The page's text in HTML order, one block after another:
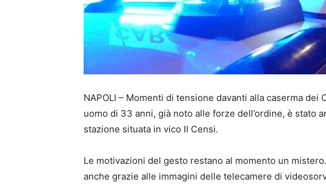
NAPOLI – Momenti di tensione davanti alla caserma
uomo di 33 anni, già noto alle forze dell’ordine, è stato
stazione situata in vico II Censi.
Le motivazioni del gesto restano al momento un
anche grazie alle immagini delle telecamere di